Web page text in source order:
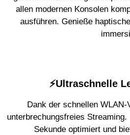
allen modernen Konsolen
ausführen. Genieße
⚡Ultraschnelle
Dank der schnellen
unterbrechungsfreies
Sekunde optimiert und